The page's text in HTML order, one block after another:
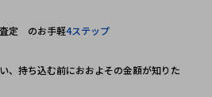
定　のお手軽4ステップ
、持ち込む前におおよその金額が知りた